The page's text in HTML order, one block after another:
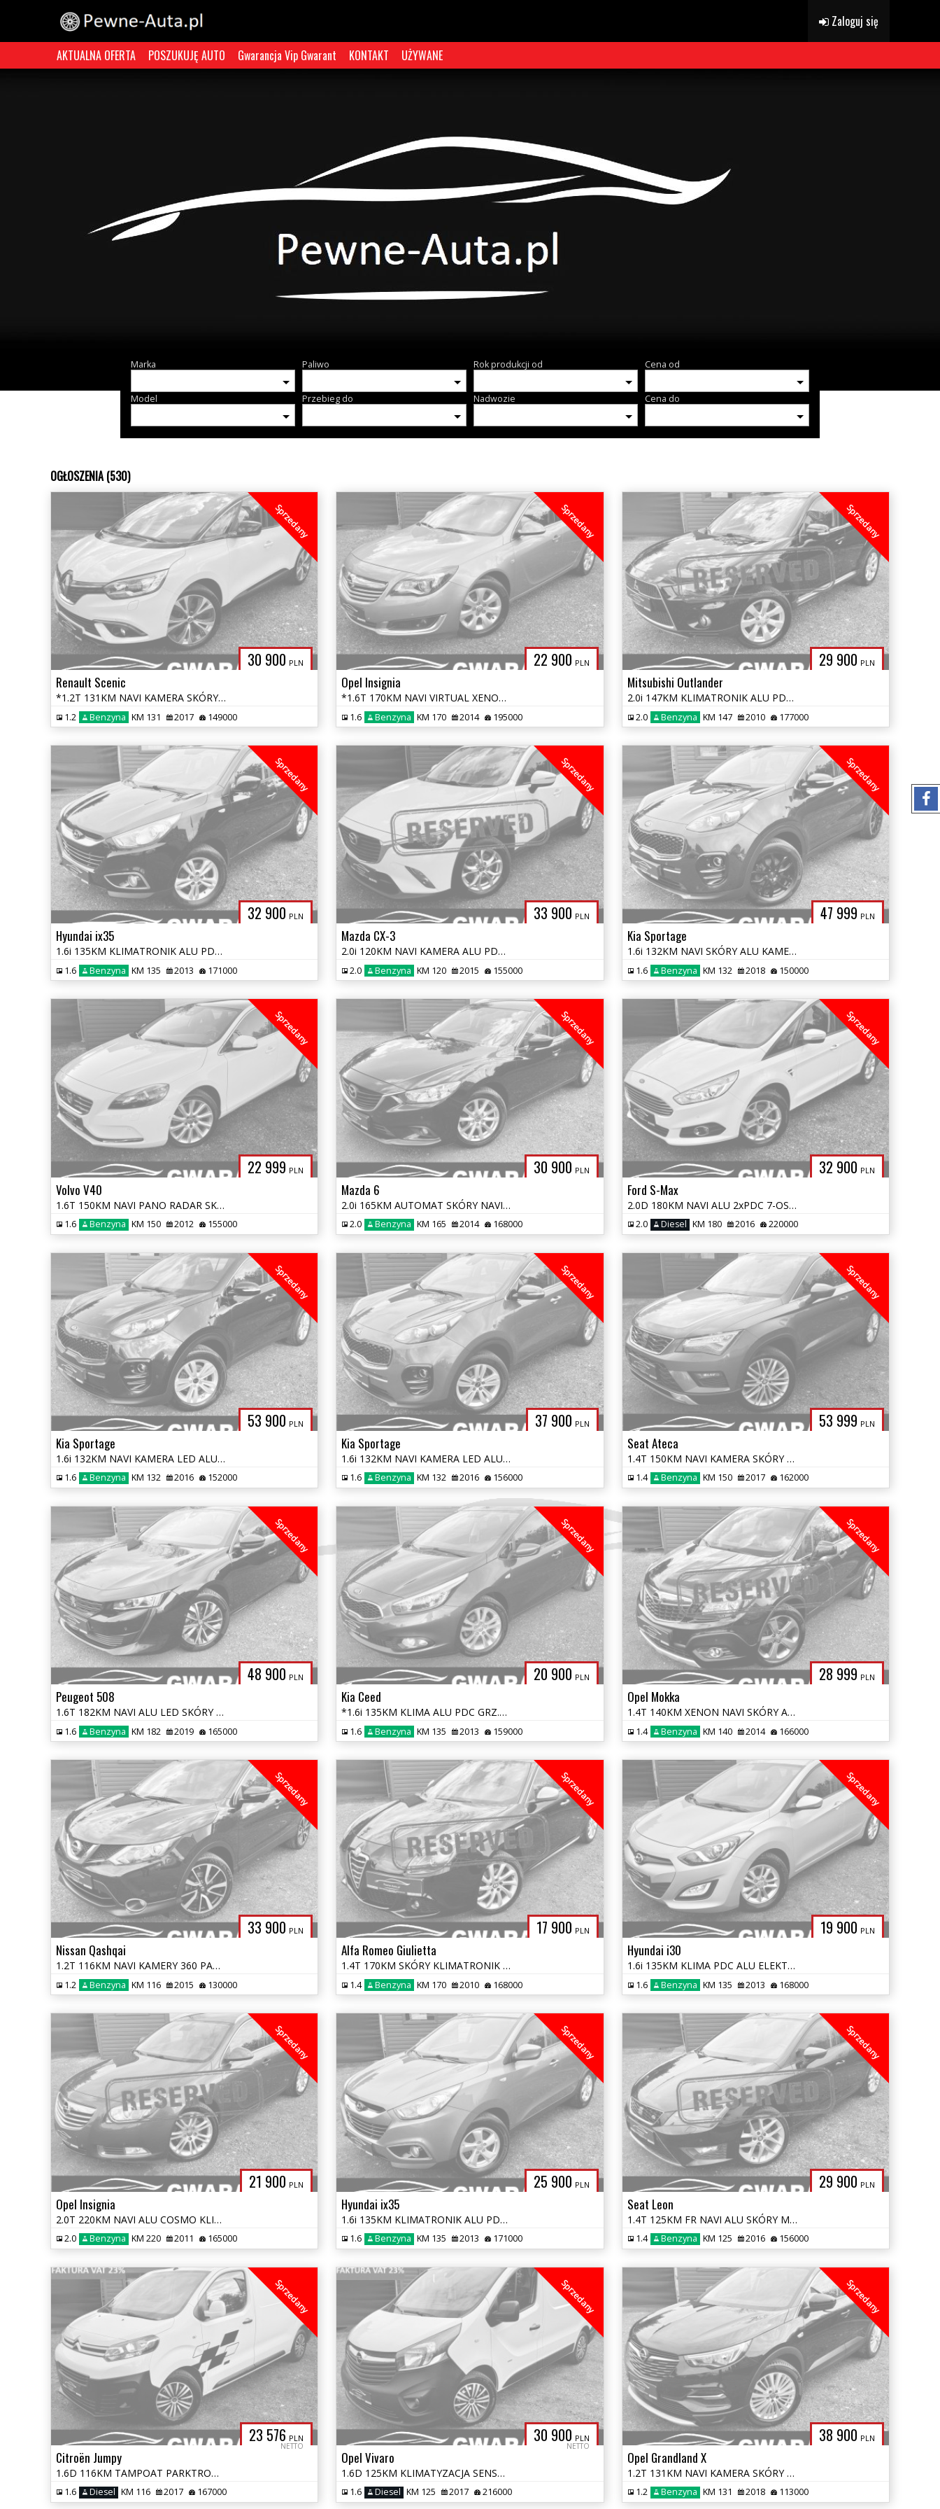
Zaloguj się
AKTUALNA OFERTA POSZUKUJĘ AUTO Gwarancja Vip Gwarant KONTAKT UŻYWANE
Marka Paliwo Rok produkcji od Cena od
Model Przebieg do Nadwozie Cena do
OGŁOSZENIA (530)
30 900 PLN
Sprzedany
Renault Scenic
*1.2T 131KM NAVI KAMERA SKÓRY BLIS 2xPDC LED ALU MASAŻ XENON VIRTUAL*
1.2 Benzyna KM 131 2017 149000
22 900 PLN
Sprzedany
Opel Insignia
*1.6T 170KM NAVI VIRTUAL XENON LED ALU PDC KLIMATRONIC Grz.Fotele Opł*
1.6 Benzyna KM 170 2014 195000
29 900 PLN
Sprzedany
Mitsubishi Outlander
2.0i 147KM KLIMATRONIK ALU PDC SKÓRY ALCANTARA LIFT OPŁATY GWARANCJA
2.0 Benzyna KM 147 2010 177000
32 900 PLN
Sprzedany
Hyundai ix35
1.6i 135KM KLIMATRONIK ALU PDC TEMAPOMAT 4xGRZ.FOTELE OPŁATY GWARANCJA
1.6 Benzyna KM 135 2013 171000
33 900 PLN
Sprzedany
Mazda CX-3
2.0i 120KM NAVI KAMERA ALU PDC RADAR KLIMATRONIC Grz.FOTELE OPŁATY GWA
2.0 Benzyna KM 120 2015 155000
47 999 PLN
Sprzedany
Kia Sportage
1.6i 132KM NAVI SKÓRY ALU KAMERA 4xGrz.Fotele BLIS JBL KeyFree LED ACL
1.6 Benzyna KM 132 2018 150000
22 999 PLN
Sprzedany
Volvo V40
1.6T 150KM NAVI PANO RADAR SKÓRY 2xPDC BLIS XENON ALU LED KeyFree Line
1.6 Benzyna KM 150 2012 155000
30 900 PLN
Sprzedany
Mazda 6
2.0i 165KM AUTOMAT SKÓRY NAVI ALU 2xPDC BLIS RADAR TEMPOMAT OPŁATY GWA
2.0 Benzyna KM 165 2014 168000
32 900 PLN
Sprzedany
Ford S-Max
2.0D 180KM NAVI ALU 2xPDC 7-OSÓB GRZ.FOTELE CONVERS EL.FOTELE SONY OPŁ
2.0 Diesel KM 180 2016 220000
53 900 PLN
Sprzedany
Kia Sportage
1.6i 132KM NAVI KAMERA LED ALU 2xPDC GRZ.FOTELE LineAssist CHROM OPŁA
1.6 Benzyna KM 132 2016 152000
37 900 PLN
Sprzedany
Kia Sportage
1.6i 132KM NAVI KAMERA LED ALU 2xPDC 4xGRZ.FOTELE+KIEROWNICA LineAssis
1.6 Benzyna KM 132 2016 156000
53 999 PLN
Sprzedany
Seat Ateca
1.4T 150KM NAVI KAMERA SKÓRY ALU LED MATRIX GRZ.FOTELE RADAR OPŁATY
1.4 Benzyna KM 150 2017 162000
48 900 PLN
Sprzedany
Peugeot 508
1.6T 182KM NAVI ALU LED SKÓRY KAMERA 360 BLIS VIRTUAL AUTOMAT KeyFree
1.6 Benzyna KM 182 2019 165000
20 900 PLN
Sprzedany
Kia Ceed
*1.6i 135KM KLIMA ALU PDC GRZ.FOTELE+KIEROWNICA LED OPŁATY GWARANCJA**
1.6 Benzyna KM 135 2013 159000
28 999 PLN
Sprzedany
Opel Mokka
1.4T 140KM XENON NAVI SKÓRY ALU KAMERA 2xPDC Grz.Fotele+Kierownica LED
1.4 Benzyna KM 140 2014 166000
33 900 PLN
Sprzedany
Nissan Qashqai
1.2T 116KM NAVI KAMERY 360 PANORAMA LED ALU 2xPDC Grz.Fotele SKÓRA PDC
1.2 Benzyna KM 116 2015 130000
17 900 PLN
Sprzedany
Alfa Romeo Giulietta
1.4T 170KM SKÓRY KLIMATRONIK ALU LED PDC CHROM DNA OPŁATY GWARANCJA
1.4 Benzyna KM 170 2010 168000
19 900 PLN
Sprzedany
Hyundai i30
1.6i 135KM KLIMA PDC ALU ELEKTRYKA LED OPŁATY TEMAPOMAT GWARANCJA
1.6 Benzyna KM 135 2013 168000
21 900 PLN
Sprzedany
Opel Insignia
2.0T 220KM NAVI ALU COSMO KLIMATRONIK PDC GRZ.FOTELE XENON LED OPŁATY
2.0 Benzyna KM 220 2011 165000
25 900 PLN
Sprzedany
Hyundai ix35
1.6i 135KM KLIMATRONIK ALU PDC TEMAPOMAT OPŁATY GWARANCJA
1.6 Benzyna KM 135 2013 171000
29 900 PLN
Sprzedany
Seat Leon
1.4T 125KM FR NAVI ALU SKÓRY MATRIX 2xPDC Grz.FOTELE CARPLAY OPŁATY GW
1.4 Benzyna KM 125 2016 156000
23 576 PLN
NETTO
Sprzedany
Citroën Jumpy
1.6D 116KM TAMPOAT PARKTRONIK SERIS ASO HAK OPŁATY FV23% GWARANCJA
1.6 Diesel KM 116 2017 167000
30 900 PLN
NETTO
Sprzedany
Opel Vivaro
1.6D 125KM KLIMATYZACJA SENSORY 2xKOŁA OPŁACONY SERWIS ASO FV-23% GWAR
1.6 Diesel KM 125 2017 216000
38 900 PLN
Sprzedany
Opel Grandland X
1.2T 131KM NAVI KAMERA SKÓRY BLIS 2xPDC LED ALU RADAR OPŁATY GWARANCJA
1.2 Benzyna KM 131 2018 113000